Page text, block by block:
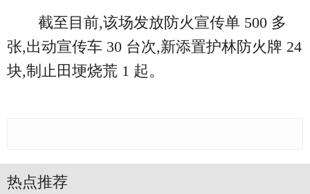
截至目前,该场发放防火宣传单 500 多
张,出动宣传车 30 台次,新添置护林防火牌 24
块,制止田埂烧荒 1 起。
热点推荐